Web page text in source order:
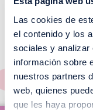
Las cookies de
el contenido y los
sociales y analizar
información sobre
nuestros partners
web, quienes
que les haya
¡No te
Ver todos >